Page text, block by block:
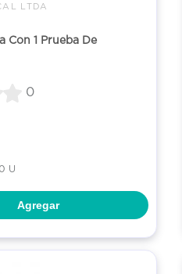
LTDA
Con 1 Prueba De
0
U
Agregar